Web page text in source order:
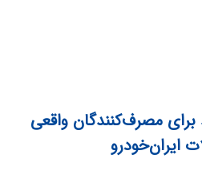
مصرف‌کنندگان واقعی
ایران‌خودرو